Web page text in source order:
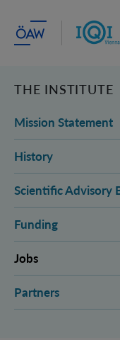
THE INSTITUTE
Mission Statement
History
Scientific Advisory
Funding
Jobs
Partners